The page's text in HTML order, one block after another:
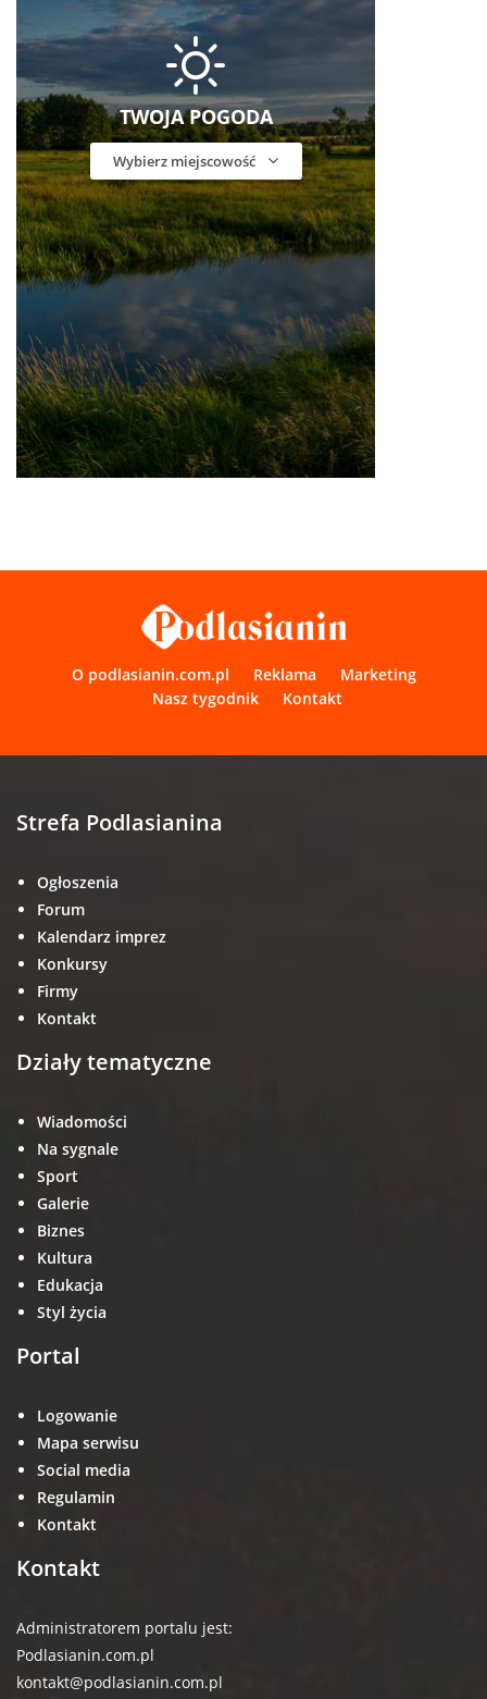
TWOJA POGODA
Wybierz miejscowość
O podlasianin.com.pl Reklama
Marketing
Nasz tygodnik
Kontakt
Strefa Podlasianina
Ogłoszenia
Forum
Kalendarz imprez
Konkursy
Firmy
Kontakt
Działy tematyczne
Wiadomości
Na sygnale
Sport
Galerie
Biznes
Kultura
Edukacja
Styl życia
Portal
Logowanie
Mapa serwisu
Social media
Regulamin
Kontakt
Kontakt
Administratorem portalu jest:
Podlasianin.com.pl
kontakt@podlasianin.com.pl